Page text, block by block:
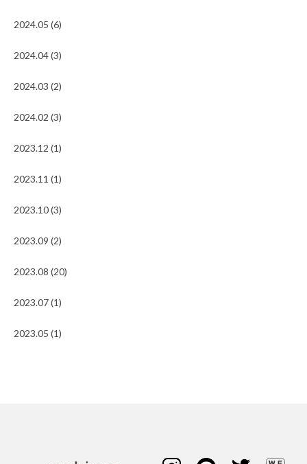
2024.05 (6)
2024.04 (3)
2024.03 (2)
2024.02 (3)
2023.12 (1)
2023.11 (1)
2023.10 (3)
2023.09 (2)
2023.08 (20)
2023.07 (1)
2023.05 (1)